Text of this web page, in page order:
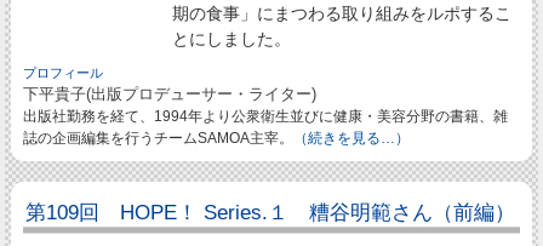
期の食事」にまつわる取り組みをルポするこ
とにしました。
プロフィール
下平貴子(出版プロデューサー・ライター)
出版社勤務を経て、1994年より公衆衛生並びに健康・美容分野の書籍、雑
誌の企画編集を行うチームSAMOA主宰。
（続きを見る…）
第109回 HOPE！ Series.１ 糟谷明範さん（前編）